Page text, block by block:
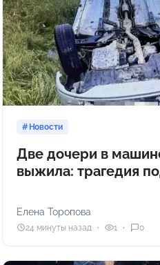
Новости
Две дочери в
выжила: трагедия
Елена Торопова
24 минуты назад 1 0